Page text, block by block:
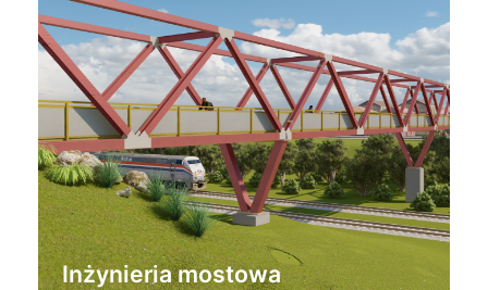
Inżynieria mostowa